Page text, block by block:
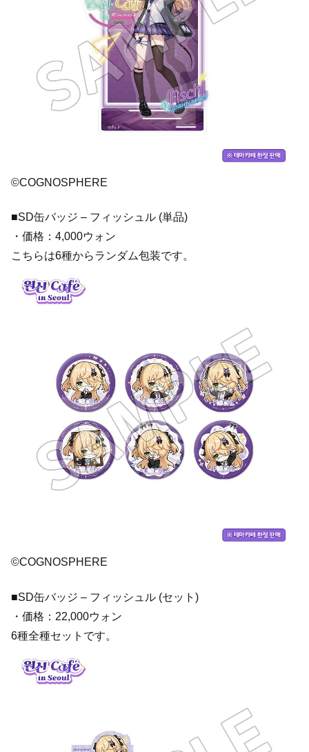
©COGNOSPHERE
■SD缶バッジ – フィッシュル (単品)
・価格：4,000ウォン
こちらは6種からランダム包装です。
©COGNOSPHERE
■SD缶バッジ – フィッシュル (セット)
・価格：22,000ウォン
6種全種セットです。